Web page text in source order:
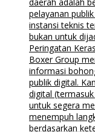
pelayanan
instansi teknis
bukan untuk
Peringatan
Boxer Group
informasi
publik digital.
digital
untuk segera
menempuh
berdasarkan